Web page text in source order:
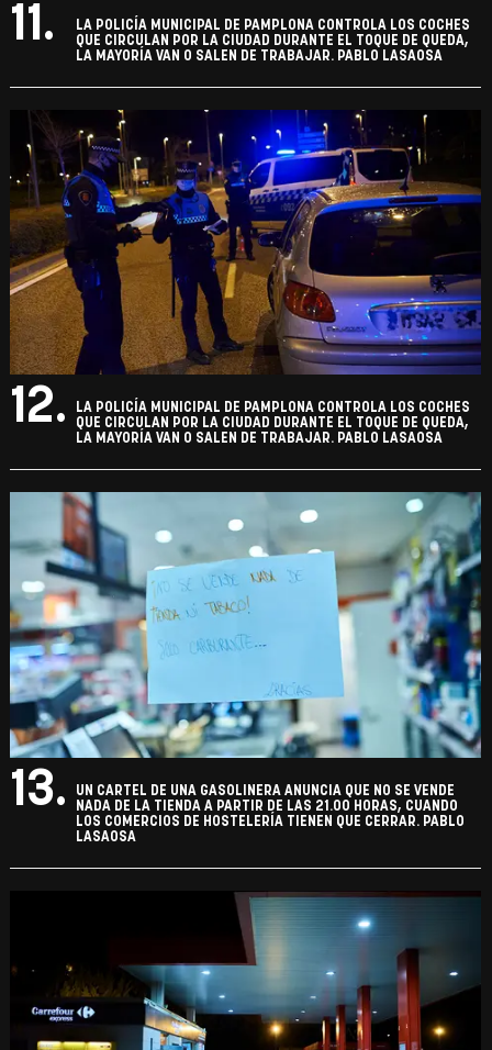
11.
LA POLICÍA MUNICIPAL DE PAMPLONA CONTROLA LOS COCHES
QUE CIRCULAN POR LA CIUDAD DURANTE EL TOQUE DE QUEDA,
LA MAYORÍA VAN O SALEN DE TRABAJAR. PABLO LASAOSA
12.
LA POLICÍA MUNICIPAL DE PAMPLONA CONTROLA LOS COCHES
QUE CIRCULAN POR LA CIUDAD DURANTE EL TOQUE DE QUEDA,
LA MAYORÍA VAN O SALEN DE TRABAJAR. PABLO LASAOSA
13.
UN CARTEL DE UNA GASOLINERA ANUNCIA QUE NO SE VENDE
NADA DE LA TIENDA A PARTIR DE LAS 21.00 HORAS, CUANDO
LOS COMERCIOS DE HOSTELERÍA TIENEN QUE CERRAR. PABLO
LASAOSA